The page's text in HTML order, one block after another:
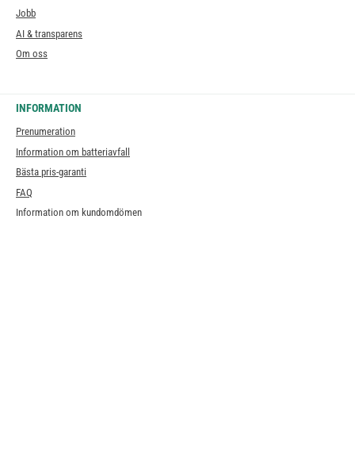
Jobb
AI & transparens
Om oss
INFORMATION
Prenumeration
Information om batteriavfall
Bästa pris-garanti
FAQ
Information om kundomdömen